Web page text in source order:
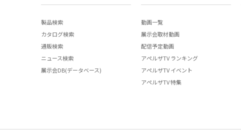
製品検索
カタログ検索
通販検索
ニュース検索
展示会DB(データベース)
動画一覧
展示会取材動画
配信予定動画
アペルザTV ランキング
アペルザTV イベント
アペルザTV 特集